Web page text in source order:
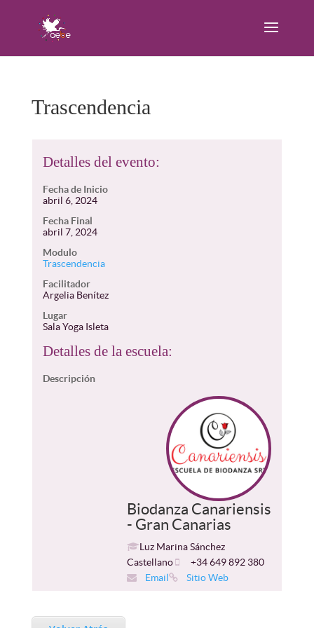
Trascendencia
Detalles del evento:
Fecha de Inicio
abril 6, 2024
Fecha Final
abril 7, 2024
Modulo
Trascendencia
Facilitador
Argelia Benítez
Lugar
Sala Yoga Isleta
Detalles de la escuela:
Descripción
Biodanza Canariensis
- Gran Canarias
Luz Marina Sánchez
Castellano
+34 649 892 380
Email
Sitio Web